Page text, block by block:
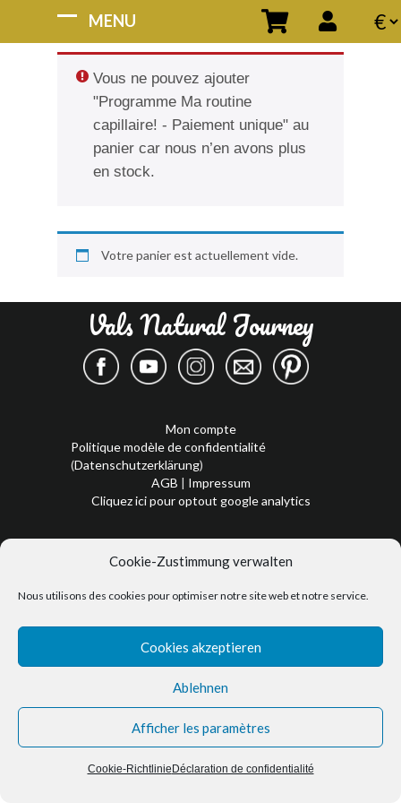
Cookie-Zustimmung verwalten
Nous utilisons des cookies pour optimiser notre site web et notre service.
Cookies akzeptieren
Ablehnen
Afficher les paramètres
Cookie-Richtlinie Déclaration de confidentialité
Vous ne pouvez ajouter
"Programme Ma routine
capillaire! - Paiement unique" au
panier car nous n’en avons plus
en stock.
Votre panier est actuellement vide.
Vals Natural Journey
Mon compte
Politique modèle de confidentialité
(Datenschutzerklärung)
AGB | Impressum
Cliquez ici pour optout google analytics